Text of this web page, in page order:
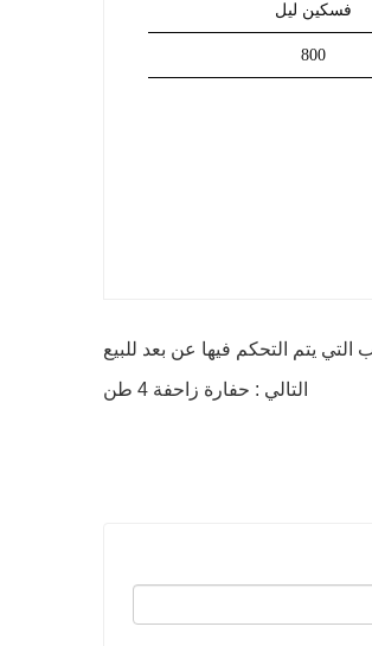
فسكين ليل
800
يتم التحكم فيها عن بعد للبيع
التالي : حفارة زاحفة 4 طن